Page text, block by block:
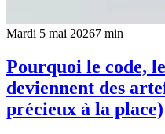
Mardi 5 mai 20267 min
Pourquoi le code,
deviennent des
précieux à la place)